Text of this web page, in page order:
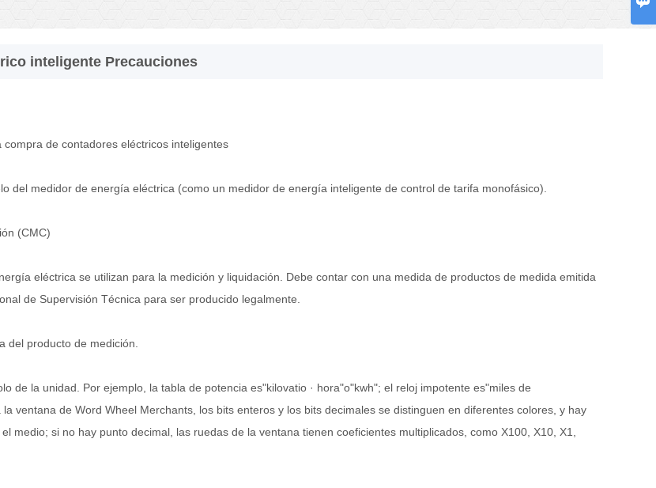
inteligente Precauciones
compra de contadores eléctricos inteligentes
del medidor de energía eléctrica (como un medidor de energía inteligente de control de tarifa monofásico).
(CMC)
eléctrica se utilizan para la medición y liquidación. Debe contar con una medida de productos de medida emitida
de Supervisión Técnica para ser producido legalmente.
del producto de medición.
de la unidad. Por ejemplo, la tabla de potencia es"kilovatio · hora"o"kwh"; el reloj impotente es"miles de
ventana de Word Wheel Merchants, los bits enteros y los bits decimales se distinguen en diferentes colores, y hay
medio; si no hay punto decimal, las ruedas de la ventana tienen coeficientes multiplicados, como X100, X10, X1,